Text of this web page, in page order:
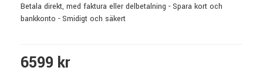
Betala direkt, med faktura eller delbetalning - Spara kort och
bankkonto - Smidigt och säkert
6599 kr